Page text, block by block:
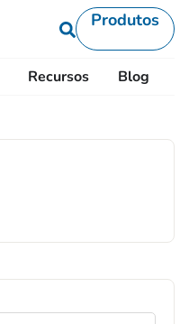
Produtos
Recursos Blog